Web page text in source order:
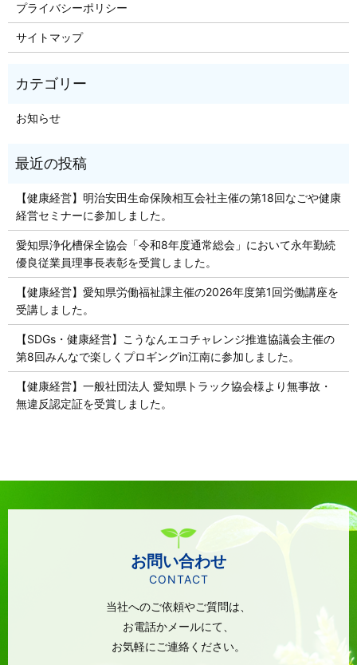
プライバシーポリシー
サイトマップ
お知らせ
【健康経営】明治安田生命保険相互会社主催の第18回なごや健康
経営セミナーに参加しました。
愛知県浄化槽保全協会「令和8年度通常総会」において永年勤続
優良従業員理事長表彰を受賞しました。
【健康経営】愛知県労働福祉課主催の2026年度第1回労働講座を
受講しました。
【SDGs・健康経営】こうなんエコチャレンジ推進協議会主催の
第8回みんなで楽しくプロギングin江南に参加しました。
【健康経営】一般社団法人 愛知県トラック協会様より無事故・
無違反認定証を受賞しました。
お問い合わせ
CONTACT
当社へのご依頼やご質問は、
お電話かメールにて、
お気軽にご連絡ください。